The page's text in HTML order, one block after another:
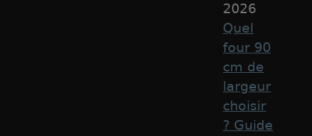
2026
Quel
four 90
cm de
largeur
choisir
? Guide